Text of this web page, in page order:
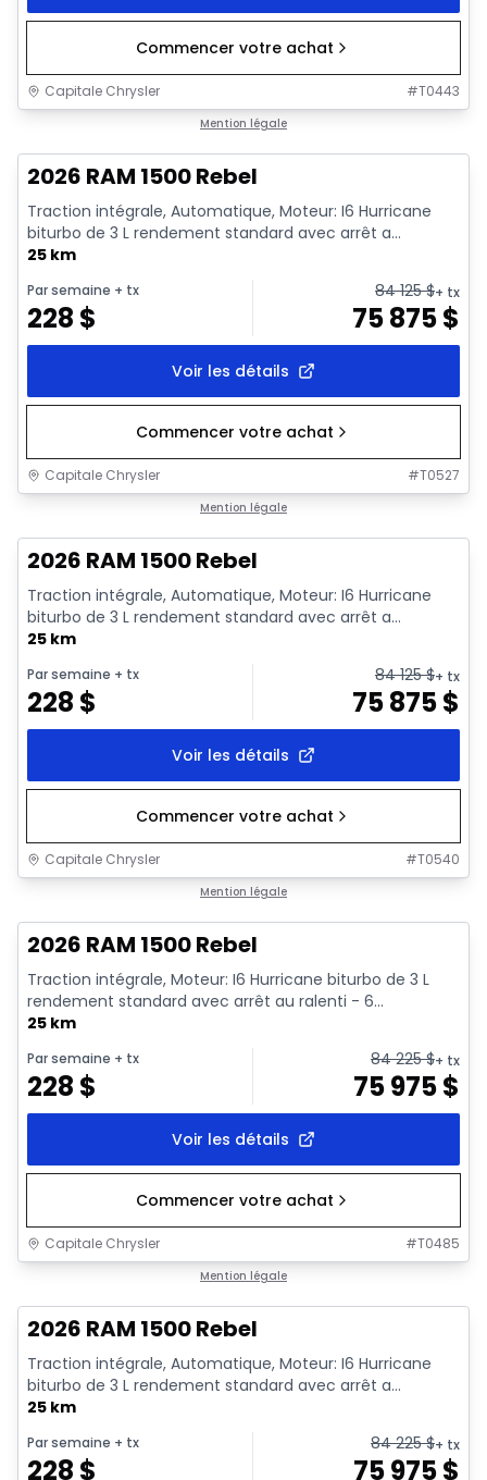
Commencer votre achat
Capitale Chrysler #T0443
Mention légale
2026 RAM 1500 Rebel
Traction intégrale, Automatique, Moteur: I6 Hurricane
biturbo de 3 L rendement standard avec arrêt a...
25 km
Par semaine + tx
228 $
84 125$+ tx
75 875$
Voir les détails
Commencer votre achat
Capitale Chrysler #T0527
Mention légale
2026 RAM 1500 Rebel
Traction intégrale, Automatique, Moteur: I6 Hurricane
biturbo de 3 L rendement standard avec arrêt a...
25 km
Par semaine + tx
228 $
84 125$+ tx
75 875$
Voir les détails
Commencer votre achat
Capitale Chrysler #T0540
Mention légale
2026 RAM 1500 Rebel
Traction intégrale, Moteur: I6 Hurricane biturbo de 3 L
rendement standard avec arrêt au ralenti - 6...
25 km
Par semaine + tx
228 $
84 225$+ tx
75 975$
Voir les détails
Commencer votre achat
Capitale Chrysler #T0485
Mention légale
2026 RAM 1500 Rebel
Traction intégrale, Automatique, Moteur: I6 Hurricane
biturbo de 3 L rendement standard avec arrêt a...
25 km
Par semaine + tx
228 $
84 225$+ tx
75 975$